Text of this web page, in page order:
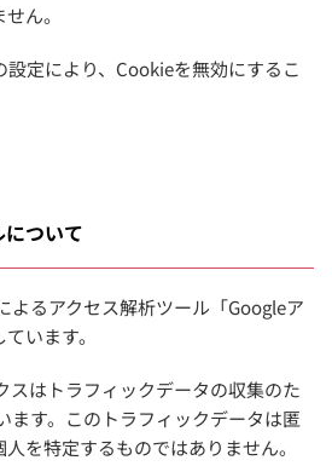
ん。
設定により、Cookieを無効にするこ
ついて
よるアクセス解析ツール「Googleア
います。
スはトラフィックデータの収集のた
ます。このトラフィックデータは匿
を特定するものではありません。